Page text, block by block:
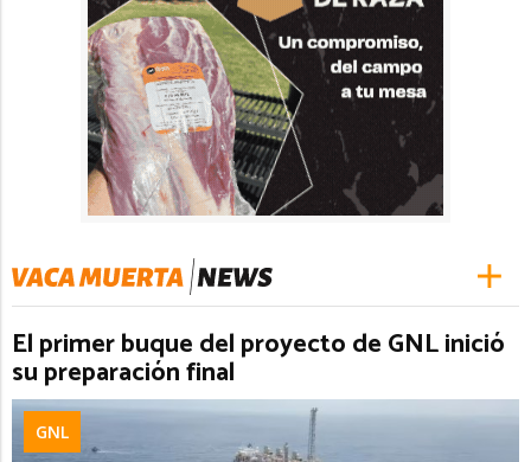
El primer buque del proyecto de GNL inició
su preparación final
GNL